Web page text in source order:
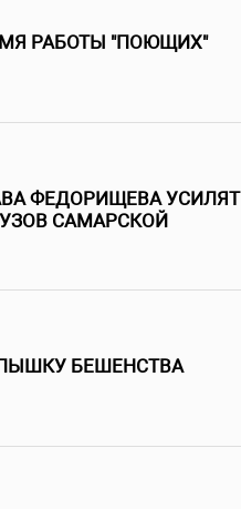
РАБОТЫ "ПОЮЩИХ"
ФЕДОРИЩЕВА УСИЛЯТ
САМАРСКОЙ
БЕШЕНСТВА